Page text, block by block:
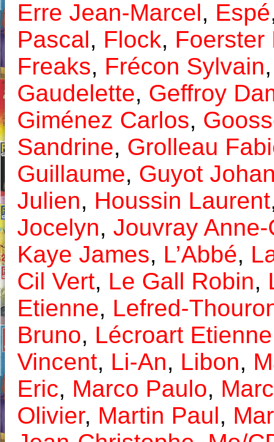
Erre Jean-Marcel, Espé
Pascal, Flock, Foerster
Freaks, Frécon Sylvain
Gaudelette, Geffroy
Giménez Carlos,
Sandrine, Grolleau
Guillaume, Guyot
Julien, Houssin Laurent
Jocelyn, Jouvray
Kaye James, L’Abbé,
Cil Vert, Le Gall Robin,
Etienne, Lefred-
Bruno, Lécroart Etienne
Vincent, Li-An, Libon,
Eric, Marco Paulo,
Olivier, Martin Paul,